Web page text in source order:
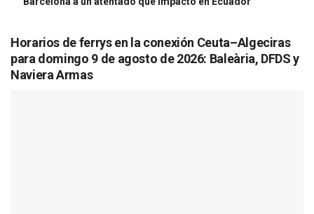
Horarios de ferrys en la conexión Ceuta–Algeciras
para domingo 9 de agosto de 2026: Baleària, DFDS y
Naviera Armas